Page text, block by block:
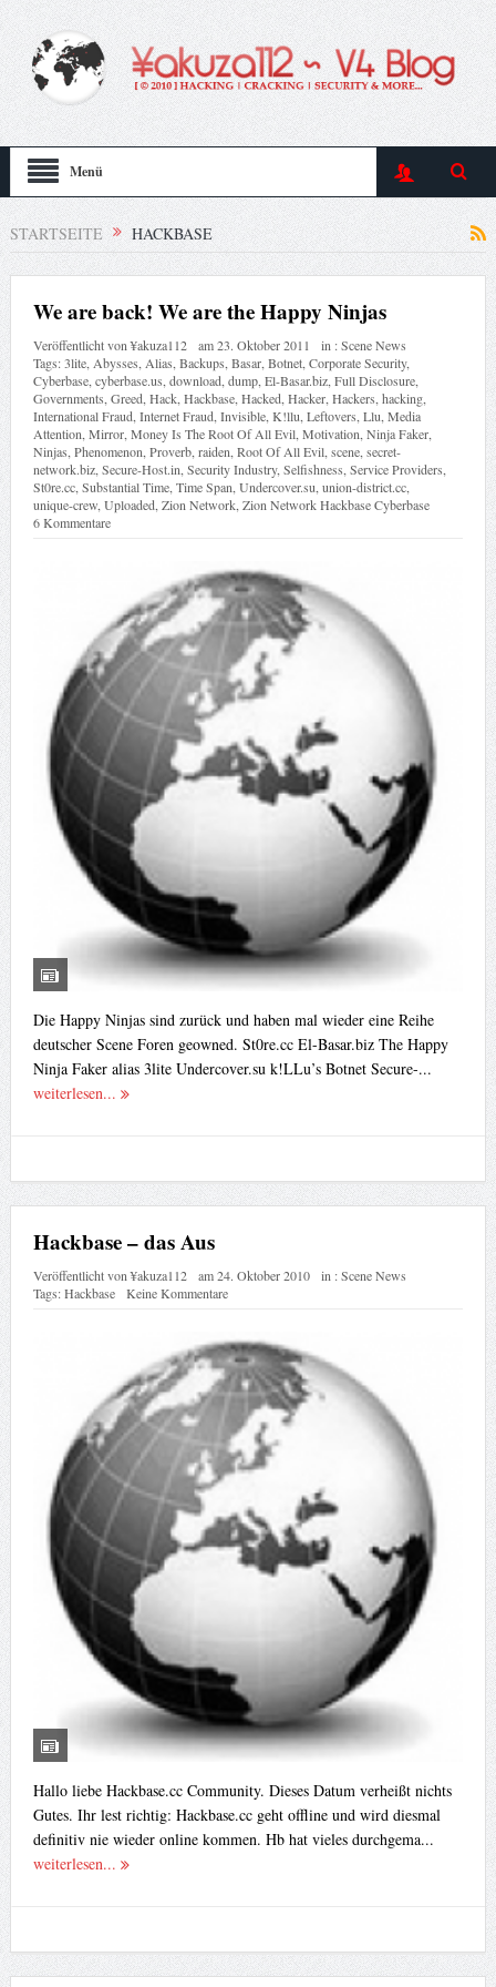
Menü
STARTSEITE HACKBASE
We are back! We are the Happy Ninjas
Veröffentlicht von¥akuza112 am23. Oktober 2011 in :Scene News
Tags:3lite, Abysses Alias Backups Basar, Botnet, Corporate Security,
Cyberbase, cyberbase.us download, dump, El-Basar.biz, Full Disclosure,
Governments Greed, Hack, Hackbase, Hacked, Hacker, Hackers hacking,
International Fraud, Internet Fraud, Invisible, K!llu Leftovers Llu Media
Attention Mirror, Money Is The Root Of All Evil, Motivation Ninja Faker,
Ninjas Phenomenon Proverb, raiden Root Of All Evil, scene, secret-
network.biz, Secure-Host.in Security Industry, Selfishness Service Providers
St0re.cc, Substantial Time, Time Span Undercover.su union-district.cc,
unique-crew, Uploaded, Zion Network, Zion Network Hackbase Cyberbase
6 Kommentare
Die Happy Ninjas sind zurück und haben mal wieder eine Reihe
deutscher Scene Foren geowned. St0re.cc El-Basar.biz The Happy
Ninja Faker alias 3lite Undercover.su k!LLu’s Botnet Secure-...
weiterlesen...
Hackbase – das Aus
Veröffentlicht von¥akuza112 am24. Oktober 2010 in :Scene News
Tags:Hackbase Keine Kommentare
Hallo liebe Hackbase.cc Community. Dieses Datum verheißt nichts
Gutes. Ihr lest richtig: Hackbase.cc geht offline und wird diesmal
definitiv nie wieder online kommen. Hb hat vieles durchgema...
weiterlesen...